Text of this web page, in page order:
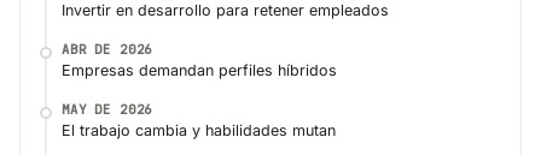
Invertir en desarrollo para retener empleados
ABR DE 2026
Empresas demandan perfiles híbridos
MAY DE 2026
El trabajo cambia y habilidades mutan